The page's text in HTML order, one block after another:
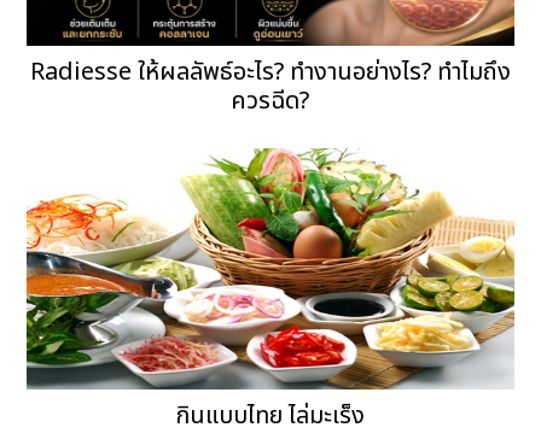
Radiesse ให้ผลลัพธ์อะไร? ทำงานอย่างไร? ทำไมถึง
ควรฉีด?
กินแบบไทย ไล่มะเร็ง